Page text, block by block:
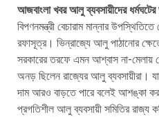
আজবাংলা খবর আলু ব্যবসায়ীদের
বিপণনমন্ত্রী বেচারাম মান্নার
রফাসূত্র। ভিন্‌রাজ্যে আলু পাঠানোর
সরকারের তরফে এমন আশ্বাস না-মেলায়
অনড় ছিলেন রাজ্যের আলু ব্যবসায়ীরা।
দাম আরও বাড়তে পারে বলেই আশঙ্কা
প্রগতিশীল আলু ব্যবসায়ী সমিতির রাজ্য